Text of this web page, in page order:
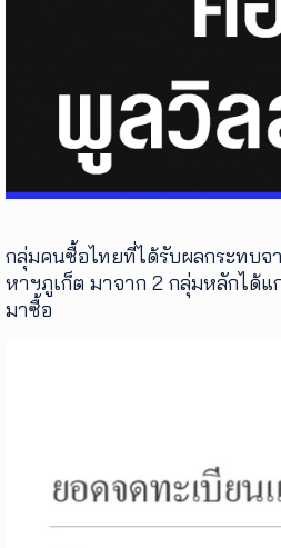
กลุ่มคนซื้อไทยที่ได้รับผลกระทบจ
หาฯภูเก็ต มาจาก 2 กลุ่มหลักได้
มาซื้อ